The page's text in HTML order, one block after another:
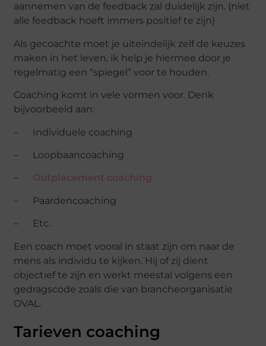
aannemen van de feedback zal duidelijk zijn. (niet
alle feedback hoeft immers positief te zijn)
Als gecoachte moet je uiteindelijk zelf de keuzes
maken in het leven, ik help je hiermee door je
regelmatig een “spiegel” voor te houden.
Coaching komt in vele vormen voor. Denk
bijvoorbeeld aan:
– Individuele coaching
– Loopbaancoaching
– Outplacement coaching
– Paardencoaching
– Etc.
Een coach moet vooral in staat zijn om naar de
mens als individu te kijken. Hij of zij dient
objectief te zijn en werkt meestal volgens een
gedragscode zoals die van brancheorganisatie
OVAL.
Tarieven coaching